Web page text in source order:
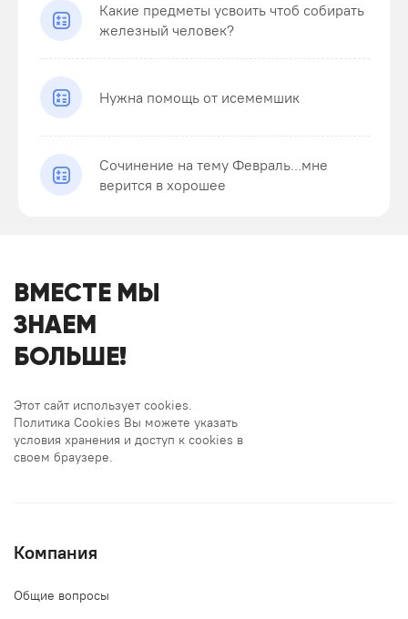
Какие предметы усвоить чтоб собирать
железный человек?
Нужна помощь от исемемшик
Сочинение на тему Февраль...мне
верится в хорошее
ВМЕСТЕ МЫ
ЗНАЕМ
БОЛЬШЕ!
Этот сайт использует cookies.
Политика Cookies Вы можете указать
условия хранения и доступ к cookies в
своем браузере.
Компания
Общие вопросы